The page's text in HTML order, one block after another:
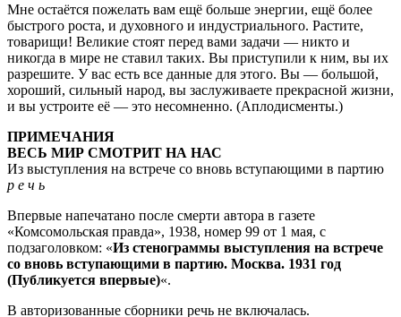
Мне остаётся пожелать вам ещё больше энергии, ещё более
быстрого роста, и духовного и индустриального. Растите,
товарищи! Великие стоят перед вами задачи — никто и
никогда в мире не ставил таких. Вы приступили к ним, вы их
разрешите. У вас есть все данные для этого. Вы — большой,
хороший, сильный народ, вы заслуживаете прекрасной жизни,
и вы устроите её — это несомненно. (Аплодисменты.)
ПРИМЕЧАНИЯ
ВЕСЬ МИР СМОТРИТ НА НАС
Из выступления на встрече со вновь вступающими в партию
р е ч ь
Впервые напечатано после смерти автора в газете
«Комсомольская правда», 1938, номер 99 от 1 мая, с
подзаголовком: «Из стенограммы выступления на встрече
со вновь вступающими в партию. Москва. 1931 год
(Публикуется впервые)«.
В авторизованные сборники речь не включалась.